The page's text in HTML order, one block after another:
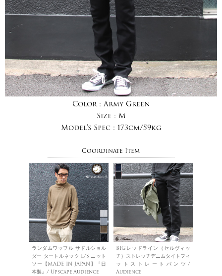
Color : Army Green
Size : M
Model's Spec : 173cm/59kg
Coordinate Item
ランダムワッフル サドルショル
ダー タートルネック L/S ニット
ソー【MADE IN JAPAN】『日
本製』/ Upscape Audience
BIGレッドライン（セルヴィッ
チ）ストレッチデニムタイトフィ
ットストレートパンツ/
Audience